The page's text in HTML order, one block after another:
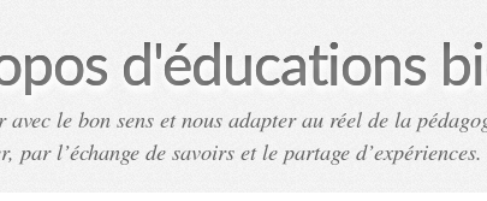
d'éducations
avec le bon sens et nous adapter au réel de la
par l’échange de savoirs et le partage d’expériences.